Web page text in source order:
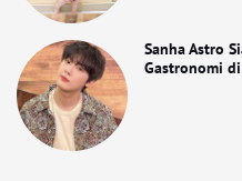
Sanha Astro
Gastronomi di